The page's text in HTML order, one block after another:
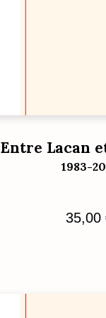
Entre Lacan
1983-
35,00